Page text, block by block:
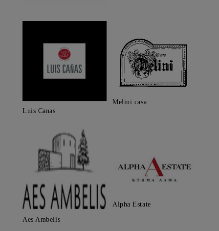
Luis Canas
Melini casa
Aes Ambelis
Alpha Estate